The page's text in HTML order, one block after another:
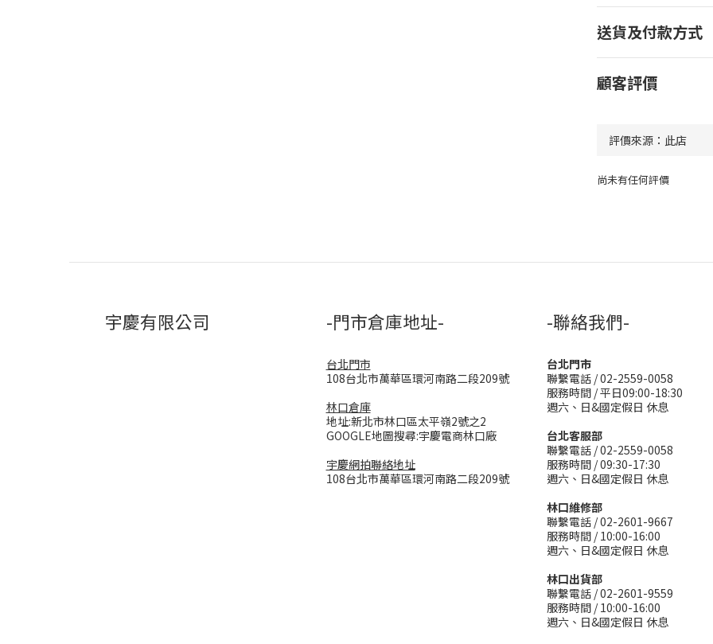
送貨及付款方式
顧客評價
尚未有任何評價
宇慶有限公司 -門市倉庫地址-
台北門市
108台北市萬華區環河南路二段209號
林口倉庫
地址:新北市林口區太平嶺2號之2
GOOGLE地圖搜尋:宇慶電商林口廠
宇慶網拍聯絡地址
108台北市萬華區環河南路二段209號
-聯絡我們-
台北門市
聯繫電話 / 02-2559-0058
服務時間 / 平日09:00-18:30
週六、日&國定假日 休息
台北客服部
聯繫電話 / 02-2559-0058
服務時間 / 09:30-17:30
週六、日&國定假日 休息
林口維修部
聯繫電話 / 02-2601-9667
服務時間 / 10:00-16:00
週六、日&國定假日 休息
林口出貨部
聯繫電話 / 02-2601-9559
服務時間 / 10:00-16:00
週六、日&國定假日 休息